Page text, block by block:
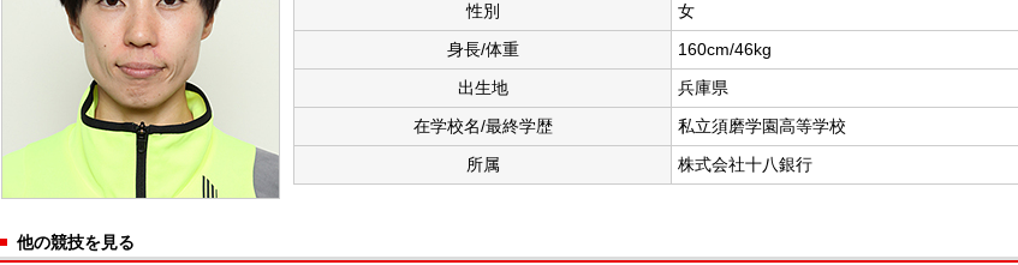
性別
女
身長/体重
160cm/46kg
出生地
兵庫県
在学校名/最終学歴
私立須磨学園高等学校
所属
株式会社十八銀行
他の競技を見る